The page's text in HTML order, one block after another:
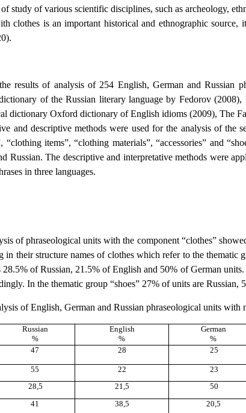
study of various scientific disciplines, such as archeology,
clothes is an important historical and ethnographic
results of analysis of 254 English, German and Russian
of the Russian literary language by Fedorov
dictionary Oxford dictionary of English idioms (2009), The
and descriptive methods were used for the analysis of
“clothing items”, “clothing materials”, “accessories” and
Russian. The descriptive and interpretative methods were
in three languages.
of phraseological units with the component “clothes”
in their structure names of clothes which refer to the
of Russian, 21.5% of English and 50% of German
In the thematic group “shoes” 27% of units are
of English, German and Russian phraseological units with
Russian
%
English
%
German
%
47 28 25
55 22
23
28,5 21,5
50
41 38,5
20,5